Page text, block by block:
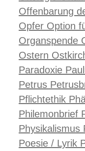
Offenbarung
Opfer Option
Organspende
Ostern
Paradoxie
Petrus
Pflichtethik
Philemonbrief
Physikalismus
Poesie / Lyrik